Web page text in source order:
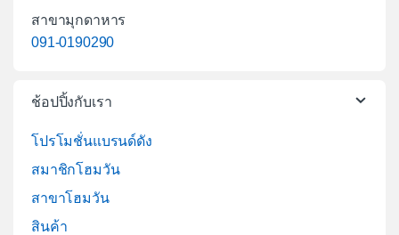
สาขามุกดาหาร
091-0190290
ช้อปปิ้งกับเรา
โปรโมชั่นแบรนด์ดัง
สมาชิกโฮมวัน
สาขาโฮมวัน
สินค้า